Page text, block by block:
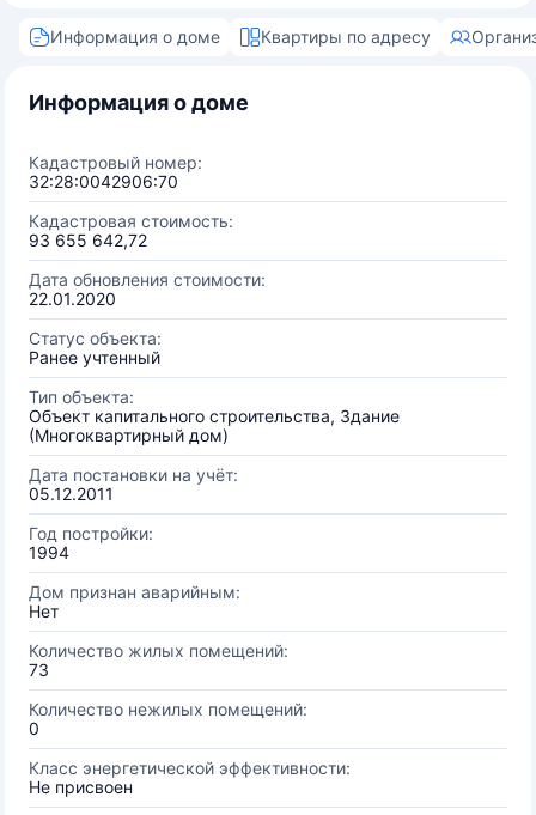
Информация о доме Квартиры по адресу
Информация о доме
Кадастровый номер:
32:28:0042906:70
Кадастровая стоимость:
93 655 642,72
Дата обновления стоимости:
22.01.2020
Статус объекта:
Ранее учтенный
Тип объекта:
Объект капитального строительства, Здание
(Многоквартирный дом)
Дата постановки на учёт:
05.12.2011
Год постройки:
1994
Дом признан аварийным:
Нет
Количество жилых помещений:
73
Количество нежилых помещений:
0
Класс энергетической эффективности:
Не присвоен